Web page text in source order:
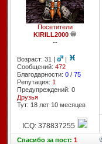
Посетители
KIRILL2000
--
Возраст: 31 |
|
Сообщений: 472
Благодарности: 0/ 75
Репутация: 1
Предупреждений: 0
Друзья
Тут: 18 лет 10 месяцев
ICQ: 378837255
Спасибоза пост: 1